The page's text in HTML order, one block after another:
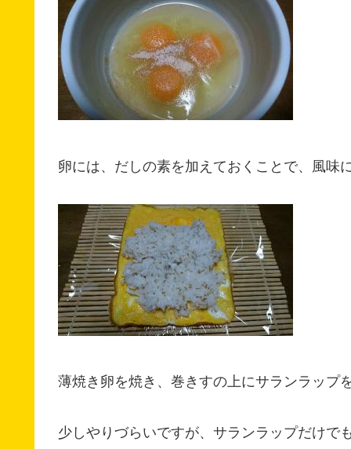
卵には、だしの素を加えておくことで、風味
薄焼き卵を焼き、巻きすの上にサランラップ
少しやりづらいですが、サランラップだけで